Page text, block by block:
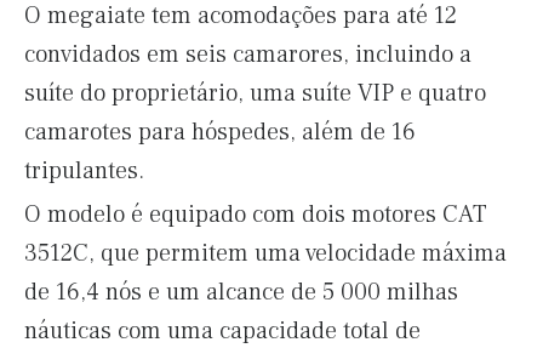
O megaiate tem acomodações para até 12
convidados em seis camarores, incluindo a
suíte do proprietário, uma suíte VIP e quatro
camarotes para hóspedes, além de 16
tripulantes.
O modelo é equipado com dois motores CAT
3512C, que permitem uma velocidade máxima
de 16,4 nós e um alcance de 5 000 milhas
náuticas com uma capacidade total de